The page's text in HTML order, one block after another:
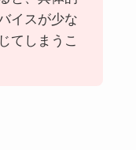
イスが少な
てしまうこ